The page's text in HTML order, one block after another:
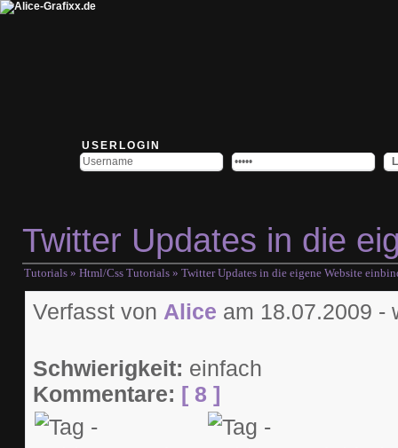
USERLOGIN
Twitter Updates in die
Tutorials » Html/Css Tutorials » Twitter Updates in die eigene Website
Verfasst von Alice am 18.07.2009 -
Schwierigkeit: einfach
Kommentare: [ 8 ]